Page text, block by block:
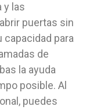
y las
puertas sin
capacidad para
de
la ayuda
posible. Al
puedes